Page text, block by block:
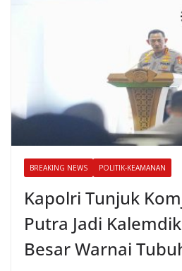
BREAKING NEWS POLITIK-KEAMANAN
Kapolri Tunjuk
Putra Jadi
Besar Warnai